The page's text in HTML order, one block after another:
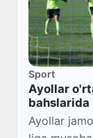
Sport
Ayollar
bahslarida
Ayollar